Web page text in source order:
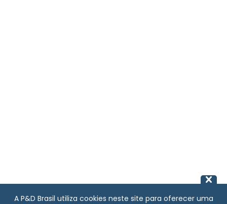
A P&D Brasil utiliza cookies neste site para oferecer uma